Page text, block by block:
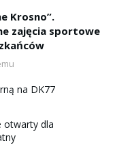
Krosno”.
zajęcia sportowe
na DK77
otwarty dla